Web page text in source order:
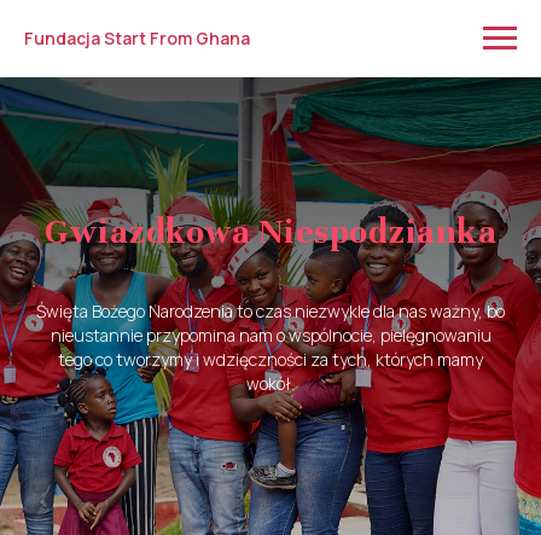
Fundacja Start From Ghana
Gwiazdkowa Niespodzianka
Święta Bożego Narodzenia to czas niezwykle dla nas ważny, bo
nieustannie przypomina nam o wspólnocie, pielęgnowaniu
tego co tworzymy i wdzięczności za tych, których mamy
wokół.